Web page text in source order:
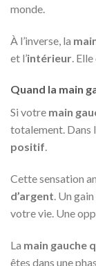
monde.
À l’inverse, la
et l’intérieur .
Quand la main
Si votre main
totalement. Dans
positif.
Cette sensation
d’argent. Un
votre vie. Une
La main gauche
êtes dans une